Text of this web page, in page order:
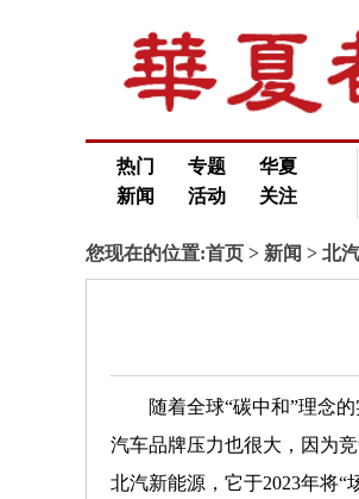
热门 专题
华夏
新闻
活动 关注
您现在的位置:首页 > 新闻 > 北
随着全球“碳中和”理念
汽车品牌压力也很大，因为
北汽新能源，它于2023年将“